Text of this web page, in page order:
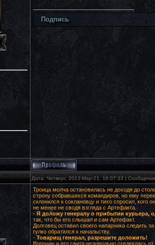
Подпись
Дата: Четверг, 2013-Мар-21, 16:07:33 |
Троица молча остановилась не доходя до
строну собравшихся командиров, но ему
склонился к соклановцу и тихо спросил, кого
не менее не сводя взгляда с Артефакта.
-Я доложу генералу о прибытии курьера,
так, что бы его слышал и сам Артефакт.
Долговец оставил своего напарника следить
гулко обратился к начальству.
- Товарищ генерал, разрешите доложить!
Воронин и его свита недовольно отвлеклась